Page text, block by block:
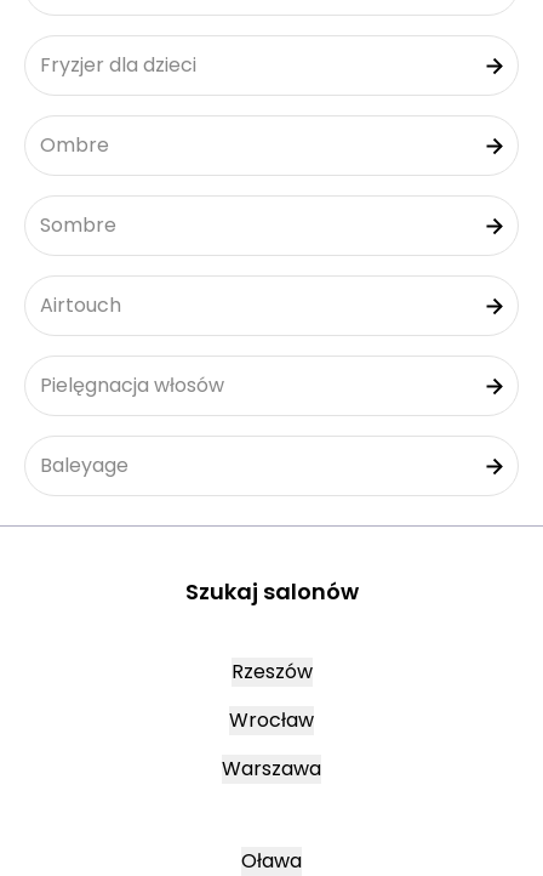
Fryzjer dla dzieci
Ombre
Sombre
Airtouch
Pielęgnacja włosów
Baleyage
Szukaj salonów
Rzeszów
Wrocław
Warszawa
Oława